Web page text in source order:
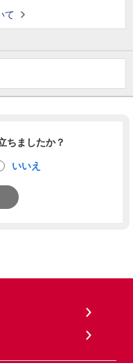
て
ちましたか？
いいえ